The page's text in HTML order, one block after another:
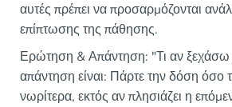
αυτές πρέπει να προσαρμόζονται
επίπτωσης της πάθησης.
Ερώτηση & Απάντηση: "Τι αν
απάντηση είναι: Πάρτε την δόση όσο
νωρίτερα, εκτός αν πλησιάζει η